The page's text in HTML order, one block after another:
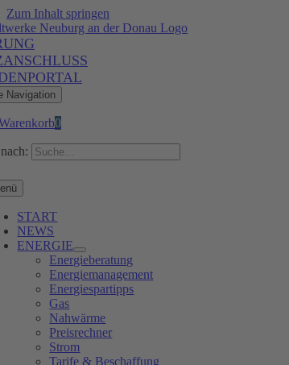
Zum Inhalt springen
Navigation
0
START
NEWS
ENERGIE
Energieberatung
Energiemanagement
Energiespartipps
Gas
Nahwärme
Preisrechner
Strom
Tarife & Beschaffung